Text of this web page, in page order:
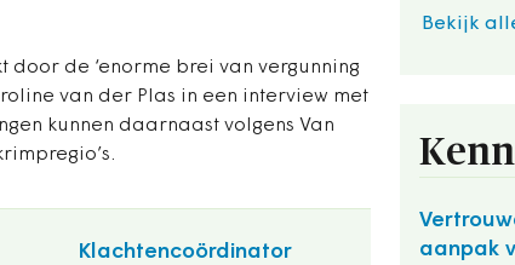
de ‘enorme brei van vergunning
van der Plas in een interview met
kunnen daarnaast volgens Van
Klachtencoördinator
Bekijk
aanpak